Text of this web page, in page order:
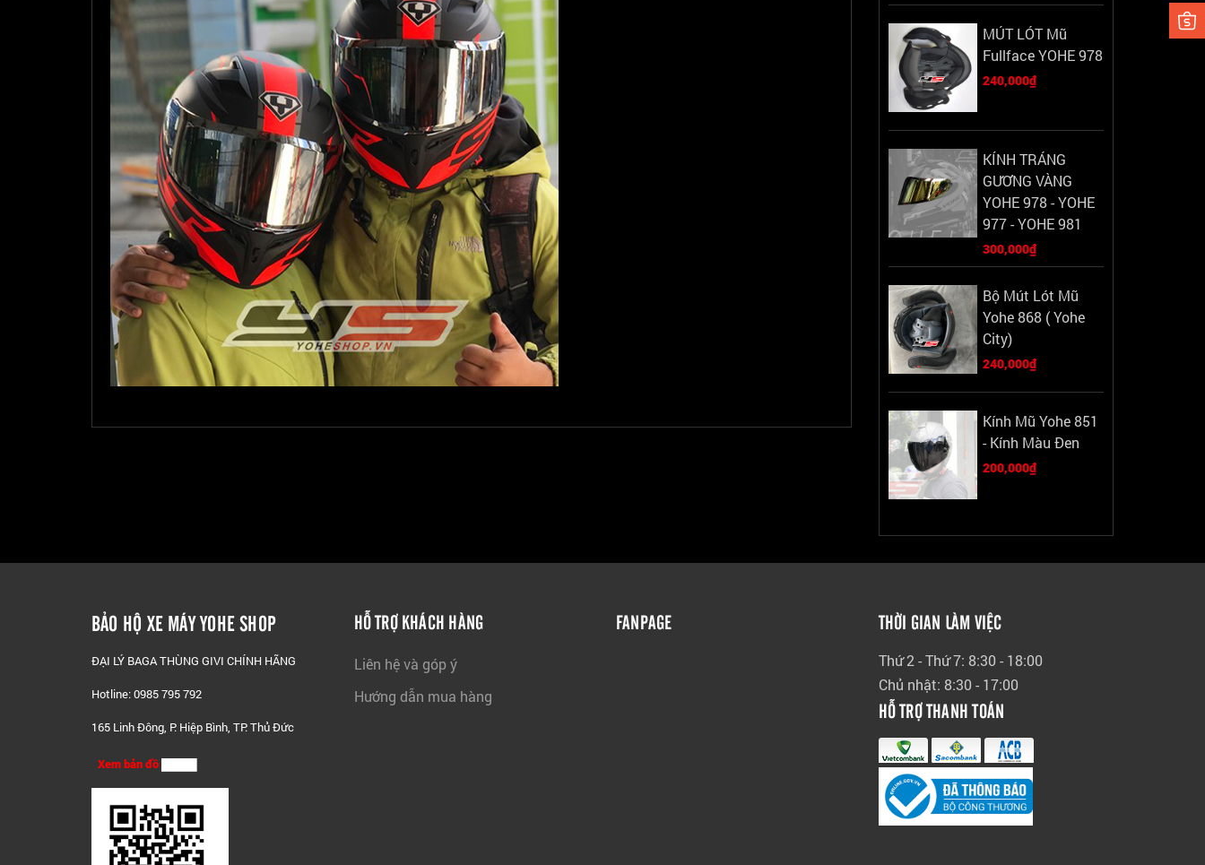
MÚT LÓT Mũ
Fullface YOHE 978
240,000₫
KÍNH TRÁNG
GƯƠNG VÀNG
YOHE 978 - YOHE
977 - YOHE 981
300,000₫
Bộ Mút Lót Mũ
Yohe 868 ( Yohe
City)
240,000₫
Kính Mũ Yohe 851
- Kính Màu Đen
200,000₫
BẢO HỘ XE MÁY YOHE SHOP
ĐẠI LÝ BAGA THÙNG GIVI CHÍNH HÃNG
Hotline: 0985 795 792
165 Linh Đông, P. Hiệp Bình, TP. Thủ Đức
Xem bản đồ
HỖ TRỢ KHÁCH HÀNG
Liên hệ và góp ý
Hướng dẫn mua hàng
FANPAGE THỜI GIAN LÀM VIỆC
Thứ 2 - Thứ 7: 8:30 - 18:00
Chủ nhật: 8:30 - 17:00
HỖ TRỢ THANH TOÁN